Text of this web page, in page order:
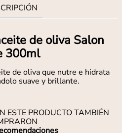
de oliva Salon
300ml
de oliva que nutre e hidrata
suave y brillante.
ESTE PRODUCTO TAMBIÉN